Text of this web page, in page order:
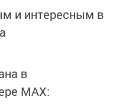
и интересным в
в
MАХ: